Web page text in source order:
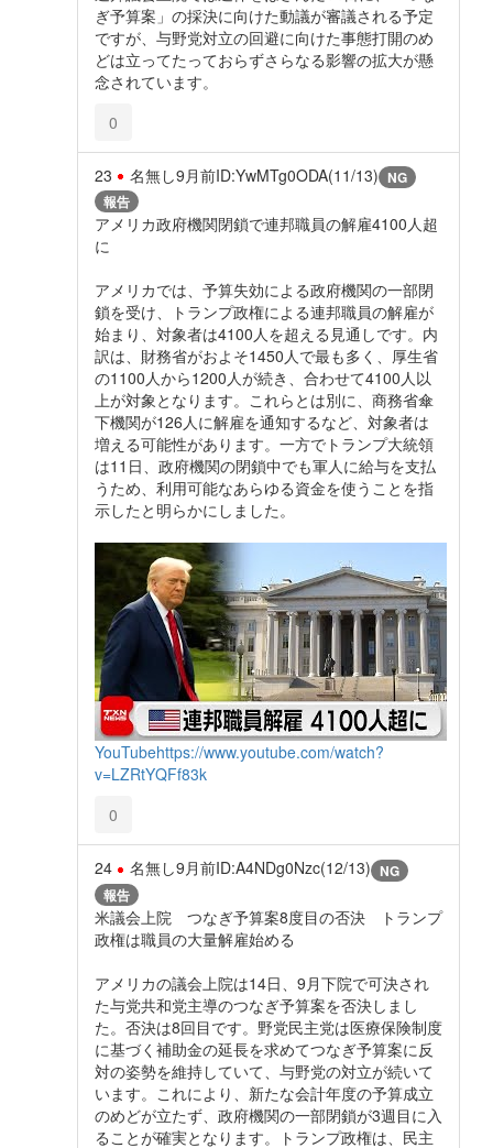
ぎ予算案」の採決に向けた動議が審議される予定
ですが、与野党対立の回避に向けた事態打開のめ
どは立ってたっておらずさらなる影響の拡大が懸
念されています。
0
23 名無し9月前ID:YwMTg0ODA(11/13) NG
報告
アメリカ政府機関閉鎖で連邦職員の解雇4100人超
に
アメリカでは、予算失効による政府機関の一部閉
鎖を受け、トランプ政権による連邦職員の解雇が
始まり、対象者は4100人を超える見通しです。内
訳は、財務省がおよそ1450人で最も多く、厚生省
の1100人から1200人が続き、合わせて4100人以
上が対象となります。これらとは別に、商務省傘
下機関が126人に解雇を通知するなど、対象者は
増える可能性があります。一方でトランプ大統領
は11日、政府機関の閉鎖中でも軍人に給与を支払
うため、利用可能なあらゆる資金を使うことを指
示したと明らかにしました。
YouTubehttps://www.youtube.com/watch?
v=LZRtYQFf83k
0
24 名無し9月前ID:A4NDg0Nzc(12/13) NG
報告
米議会上院 つなぎ予算案8度目の否決 トランプ
政権は職員の大量解雇始める
アメリカの議会上院は14日、9月下院で可決され
た与党共和党主導のつなぎ予算案を否決しまし
た。否決は8回目です。野党民主党は医療保険制度
に基づく補助金の延長を求めてつなぎ予算案に反
対の姿勢を維持していて、与野党の対立が続いて
います。これにより、新たな会計年度の予算成立
のめどが立たず、政府機関の一部閉鎖が3週目に入
ることが確実となります。トランプ政権は、民主